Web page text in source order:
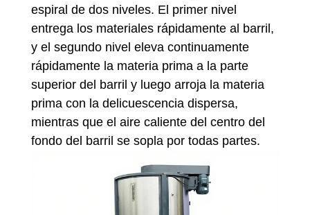
espiral de dos niveles. El primer nivel
entrega los materiales rápidamente al barril,
y el segundo nivel eleva continuamente
rápidamente la materia prima a la parte
superior del barril y luego arroja la materia
prima con la delicuescencia dispersa,
mientras que el aire caliente del centro del
fondo del barril se sopla por todas partes.